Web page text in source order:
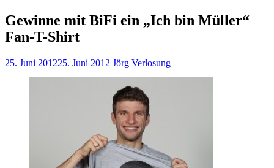
Gewinne mit BiFi ein „Ich bin Müller“
Fan-T-Shirt
25. Juni 201225. Juni 2012 Jörg Verlosung